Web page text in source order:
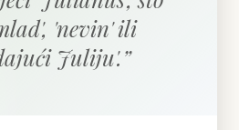
'nevin' ili
Juliju'.”